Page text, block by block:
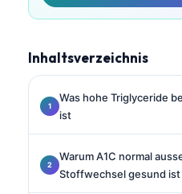
Inhaltsverzeichnis
Was hohe Triglyceride
ist
Warum A1C normal
Stoffwechsel gesund ist